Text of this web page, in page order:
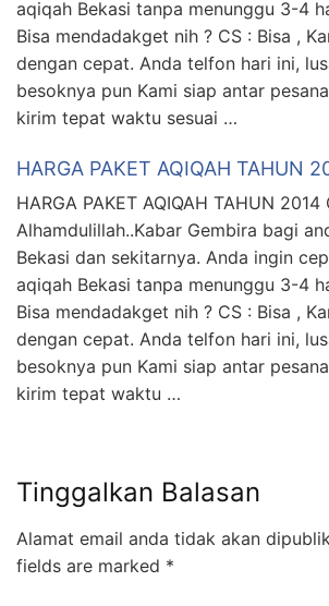
aqiqah Bekasi tanpa menunggu 3-4
Bisa mendadakget nih ? CS : Bisa ,
dengan cepat. Anda telfon hari ini,
besoknya pun Kami siap antar
kirim tepat waktu sesuai …
HARGA PAKET AQIQAH TAHUN
HARGA PAKET AQIQAH TAHUN 2014
Alhamdulillah..Kabar Gembira bagi
Bekasi dan sekitarnya. Anda ingin
aqiqah Bekasi tanpa menunggu 3-4
Bisa mendadakget nih ? CS : Bisa ,
dengan cepat. Anda telfon hari ini,
besoknya pun Kami siap antar
kirim tepat waktu …
Tinggalkan Balasan
Alamat email anda tidak akan
fields are marked *